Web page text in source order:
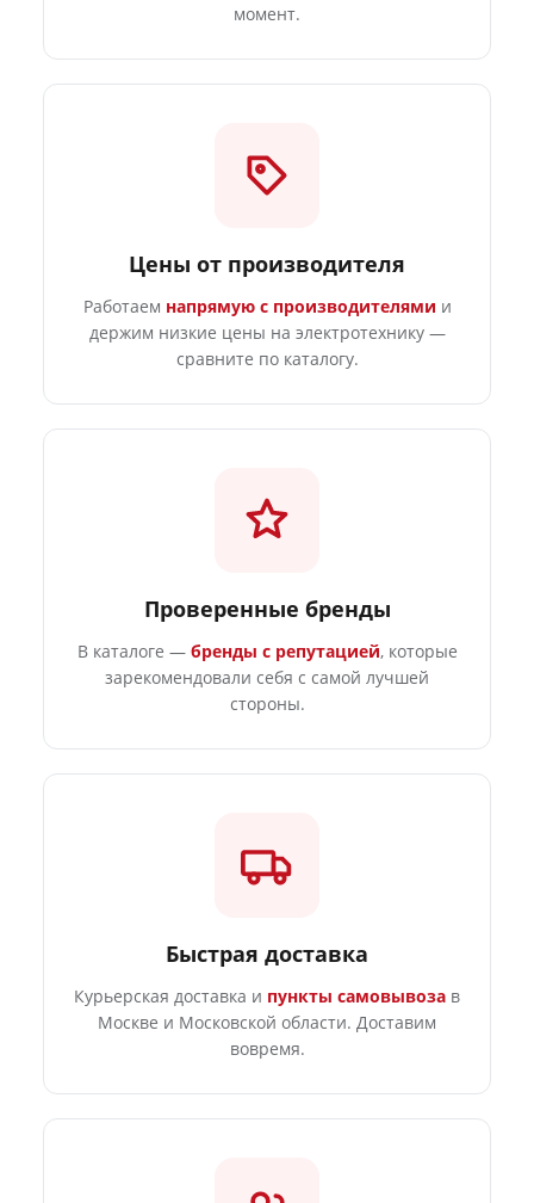
момент.
Цены от производителя
Работаем напрямую с производителями и
держим низкие цены на электротехнику —
сравните по каталогу.
Проверенные бренды
В каталоге — бренды с репутацией, которые
зарекомендовали себя с самой лучшей
стороны.
Быстрая доставка
Курьерская доставка и пункты самовывоза в
Москве и Московской области. Доставим
вовремя.